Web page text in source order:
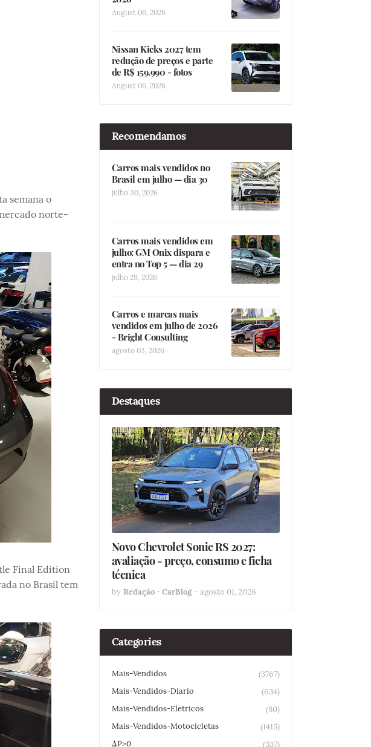
semana o
norte-
Final Edition
no Brasil tem
August 06, 2026
Nissan Kicks 2027 tem
redução de preços e parte
de R$ 159.990 - fotos
August 06, 2026
Recomendamos
Carros mais vendidos no
Brasil em julho — dia 30
julho 30, 2026
Carros mais vendidos em
julho: GM Onix dispara e
entra no Top 5 — dia 29
julho 29, 2026
Carros e marcas mais
vendidos em julho de 2026
- Bright Consulting
agosto 03, 2026
Destaques
Novo Chevrolet Sonic RS 2027:
avaliação - preço, consumo e ficha
técnica
by Redação - CarBlog - agosto 01, 2026
Categories
Mais-Vendidos
(3767)
Mais-Vendidos-Diario
(634)
Mais-Vendidos-Eletricos
(80)
Mais-Vendidos-Motocicletas
(1415)
ΔP>0
(337)